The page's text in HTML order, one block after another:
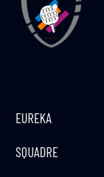
EUREKA
SQUADRE